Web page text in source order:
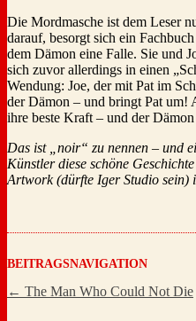
Die Mordmasche ist dem Leser
darauf, besorgt sich ein
dem Dämon eine Falle. Sie und
sich zuvor allerdings in einen
Wendung: Joe, der mit Pat im
der Dämon – und bringt Pat um!
ihre beste Kraft – und der
Das ist „noir“ zu nennen – und
Künstler diese schöne
Artwork (dürfte Iger Studio sein)
BEITRAGSNAVIGATION
← The Man Who Could Not Die